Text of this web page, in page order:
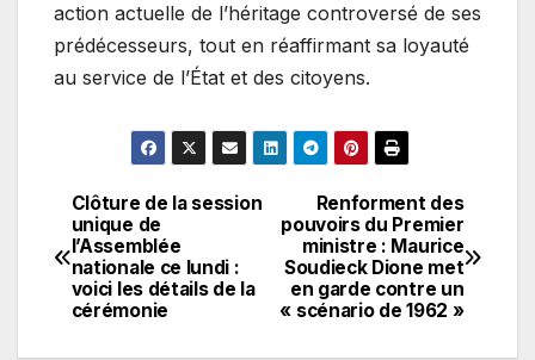
action actuelle de l’héritage controversé de ses
prédécesseurs, tout en réaffirmant sa loyauté
au service de l’État et des citoyens.
Navigation
de
l’article
Renforment des
pouvoirs du Premier
ministre : Maurice
Soudieck Dione met
en garde contre un
« scénario de 1962 »
Clôture de la session
unique de
l’Assemblée
nationale ce lundi :
voici les détails de la
cérémonie